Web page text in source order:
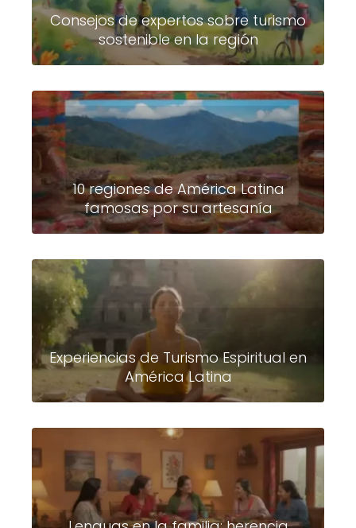
Consejos de expertos sobre turismo
sostenible en la región
10 regiones de América Latina
famosas por su artesanía
Experiencias de Turismo Espiritual en
América Latina